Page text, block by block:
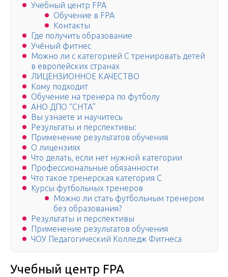
Учебный центр FPA
Обучение в FPA
Контакты
Где получить образование
Учёный фитнес
Можно ли с категорией С тренировать детей
в европейских странах
ЛИЦЕНЗИОННОЕ КАЧЕСТВО
Кому подходит
Обучение на тренера по футболу
АНО ДПО “СНТА”
Вы узнаете и научитесь
Результаты и перспективы:
Применение результатов обучения
О лицензиях
Что делать, если нет нужной категории
Профессиональные обязанности
Что такое тренерская категория С
Курсы футбольных тренеров
Можно ли стать футбольным тренером
без образования?
Результаты и перспективы
Применение результатов обучения
ЧОУ Педагогический Колледж Фитнеса
Учебный центр FPA